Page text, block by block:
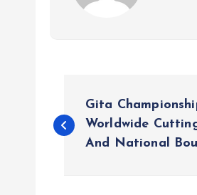
o
Gita
Worldwide
And National